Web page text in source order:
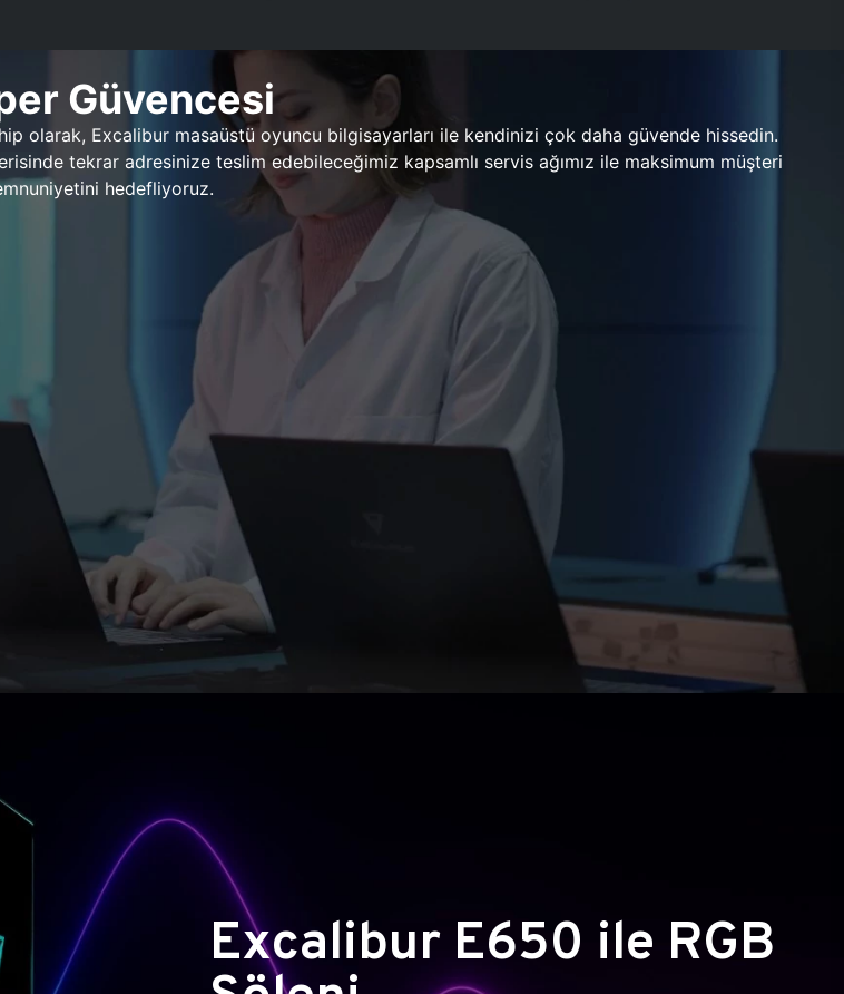
Güvencesi
olarak, Excalibur masaüstü oyuncu bilgisayarları ile kendinizi çok daha güvende hissedin.
tekrar adresinize teslim edebileceğimiz kapsamlı servis ağımız ile maksimum müşteri
hedefliyoruz.
Excalibur E650 ile RGB